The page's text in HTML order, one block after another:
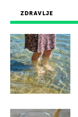
ZDRAVLJE